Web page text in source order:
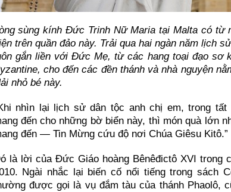
sùng kính Đức Trinh Nữ Maria tại Malta có từ
trên quần đảo này. Trải qua hai ngàn năm lịch
gắn liền với Đức Mẹ, từ các hang toại đạo sơ
cho đến các đền thánh và nhà nguyện
nhỏ bé này.
nhìn lại lịch sử dân tộc anh chị em, trong
đến cho những bờ biển này, thì món quà lớn
đến — Tin Mừng cứu độ nơi Chúa Giêsu Kitô.”
là lời của Đức Giáo hoàng Bênêđictô XVI trong
Ngài nhắc lại biến cố nổi tiếng trong sách
được gọi là vụ đắm tàu của thánh Phaolô,